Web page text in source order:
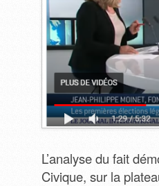
L’analyse du fait
Civique, sur la